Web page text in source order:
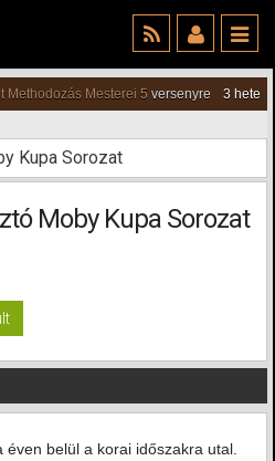
Methodozás Mesterei 5 versenyre
3 hete
Kupa Sorozat
Moby Kupa Sorozat
belül a korai időszakra utal.